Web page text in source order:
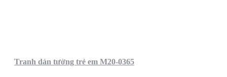
Tranh dán tường trẻ em M20-0365